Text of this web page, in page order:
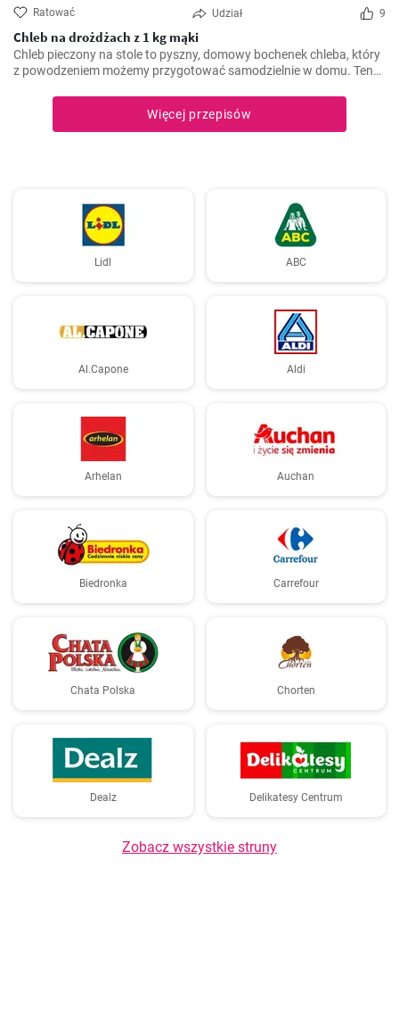
Ratować Udział 9
Chleb na drożdżach z 1 kg mąki
Chleb pieczony na stole to pyszny, domowy bochenek chleba, który
z powodzeniem możemy przygotować samodzielnie w domu. Ten
proces odbywa się na naszym stole. Warto spróbować
samodzielnie upiec chleb - jest świeży, aromatyczny i ma wyjątkowy
Więcej przepisów
Lidl ABC
Al.Capone Aldi
Arhelan Auchan
Biedronka Carrefour
Chata Polska Chorten
Dealz Delikatesy Centrum
Zobacz wszystkie struny